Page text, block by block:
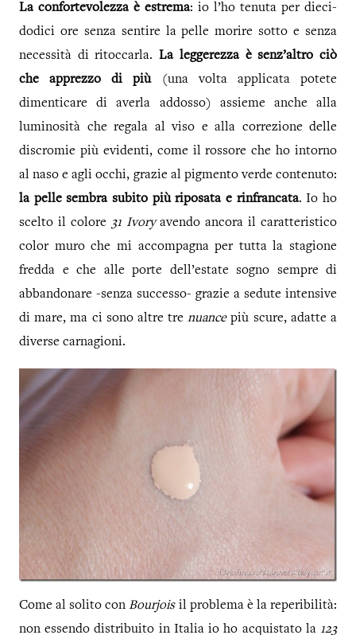
La confortevolezza è estrema: io l’ho tenuta per dieci-
dodici ore senza sentire la pelle morire sotto e senza
necessità di ritoccarla.La leggerezza è senz’altro ciò
che apprezzo di più(una volta applicata potete
dimenticare di averla addosso) assieme anche alla
luminosità che regala al viso e alla correzione delle
discromie più evidenti, come il rossore che ho intorno
al naso e agli occhi, grazie al pigmento verde contenuto:
la pelle sembra subito più riposata e rinfrancata. Io ho
scelto il colore 31 Ivoryavendo ancora il caratteristico
color muro che mi accompagna per tutta la stagione
fredda e che alle porte dell’estate sogno sempre di
abbandonare -senza successo- grazie a sedute intensive
di mare, ma ci sono altre trenuancepiù scure, adatte a
diverse carnagioni.
Come al solito conBourjoisil problema è la reperibilità:
non essendo distribuito in Italia io ho acquistato la 123